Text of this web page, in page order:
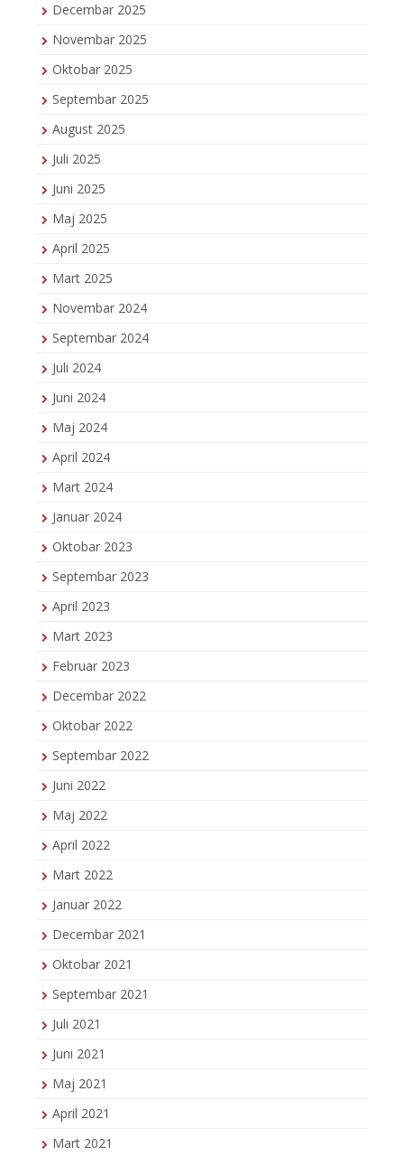
Decembar 2025
Novembar 2025
Oktobar 2025
Septembar 2025
August 2025
Juli 2025
Juni 2025
Maj 2025
April 2025
Mart 2025
Novembar 2024
Septembar 2024
Juli 2024
Juni 2024
Maj 2024
April 2024
Mart 2024
Januar 2024
Oktobar 2023
Septembar 2023
April 2023
Mart 2023
Februar 2023
Decembar 2022
Oktobar 2022
Septembar 2022
Juni 2022
Maj 2022
April 2022
Mart 2022
Januar 2022
Decembar 2021
Oktobar 2021
Septembar 2021
Juli 2021
Juni 2021
Maj 2021
April 2021
Mart 2021